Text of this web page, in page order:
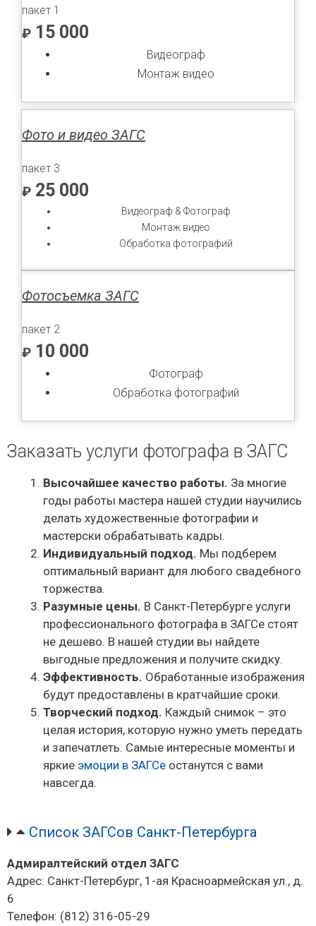
пакет 1
₽ 15 000
Видеограф
Монтаж видео
Фото и видео ЗАГС
пакет 3
₽ 25 000
Видеограф & Фотограф
Монтаж видео
Обработка фотографий
Фотосъемка ЗАГС
пакет 2
₽ 10 000
Фотограф
Обработка фотографий
Заказать услуги фотографа в ЗАГС
Высочайшее качество работы. За многие
годы работы мастера нашей студии научились
делать художественные фотографии и
мастерски обрабатывать кадры.
Индивидуальный подход. Мы подберем
оптимальный вариант для любого свадебного
торжества.
Разумные цены. В Санкт-Петербурге услуги
профессионального фотографа в ЗАГСе стоят
не дешево. В нашей студии вы найдете
выгодные предложения и получите скидку.
Эффективность. Обработанные изображения
будут предоставлены в кратчайшие сроки.
Творческий подход. Каждый снимок – это
целая история, которую нужно уметь передать
и запечатлеть. Самые интересные моменты и
яркие эмоции в ЗАГСе останутся с вами
навсегда.
Список ЗАГСов Санкт-Петербурга
Адмиралтейский отдел ЗАГС
Адрес: Санкт-Петербург, 1-ая Красноармейская ул., д.
6
Телефон: (812) 316-05-29